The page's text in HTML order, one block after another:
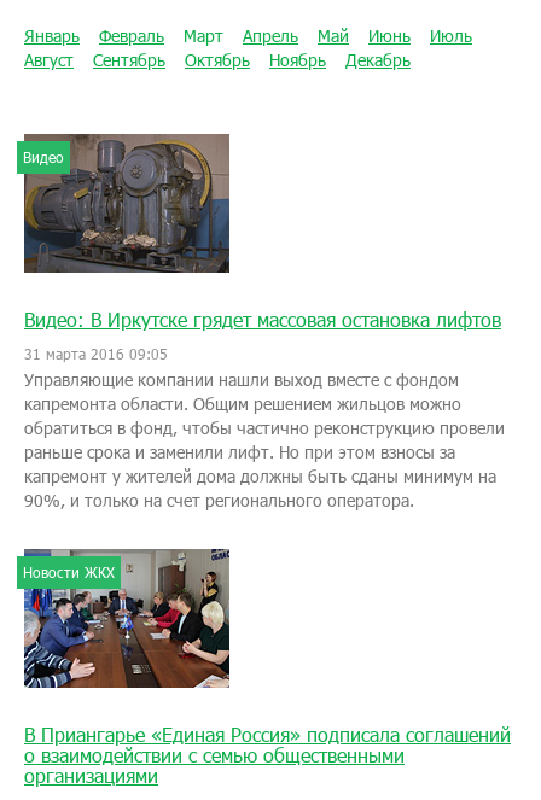
Январь Февраль Март Апрель Май Июнь
Июль
Август
Сентябрь Октябрь Ноябрь Декабрь
Видео
Видео: В Иркутске грядет массовая остановка лифтов
31 марта 2016 09:05
Управляющие компании нашли выход вместе с фондом
капремонта области. Общим решением жильцов можно
обратиться в фонд, чтобы частично реконструкцию провели
раньше срока и заменили лифт. Но при этом взносы за
капремонт у жителей дома должны быть сданы минимум на
90%, и только на счет регионального оператора.
Новости ЖКХ
В Приангарье «Единая Россия» подписала соглашений
о взаимодействии с семью общественными
организациями